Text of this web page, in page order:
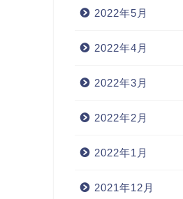
2022年5月
2022年4月
2022年3月
2022年2月
2022年1月
2021年12月